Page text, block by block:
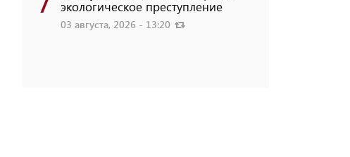
экологическое преступление
03 августа, 2026 - 13:20